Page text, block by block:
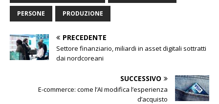
PERSONE PRODUZIONE
PRECEDENTE
Settore finanziario, miliardi in asset digitali sottratti
dai nordcoreani
SUCCESSIVO
E-commerce: come l’AI modifica l’esperienza
d’acquisto